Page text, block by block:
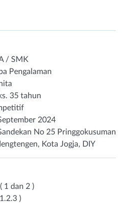
/ SMK
Pengalaman
35 tahun
2024
No 25 Pringgokusuman
Kota Jogja, DIY
1 dan 2 )
)